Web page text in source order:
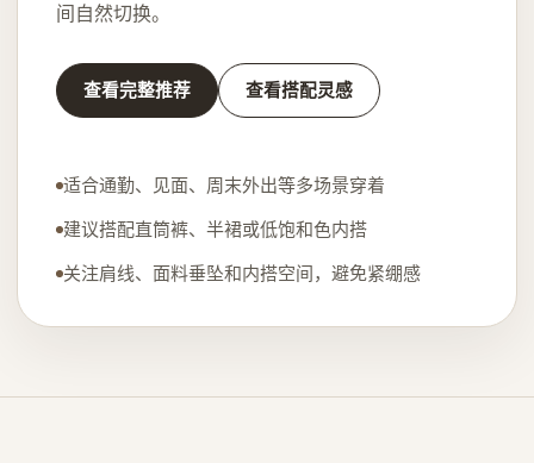
间自然切换。
查看完整推荐 查看搭配灵感
适合通勤、见面、周末外出等多场景穿着
建议搭配直筒裤、半裙或低饱和色内搭
关注肩线、面料垂坠和内搭空间，避免紧绷感